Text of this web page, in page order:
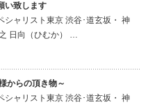
い致します
シャリスト東京 渋谷･道玄坂・ 神
日向（ひむか） …
からの頂き物～
シャリスト東京 渋谷･道玄坂・ 神